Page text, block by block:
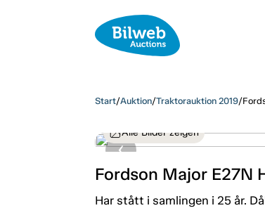
Start/Auktion/Traktorauktion 2019/
Alle Bilder zeigen
Fordson Major E27N
Har stått i samlingen i 25 år.